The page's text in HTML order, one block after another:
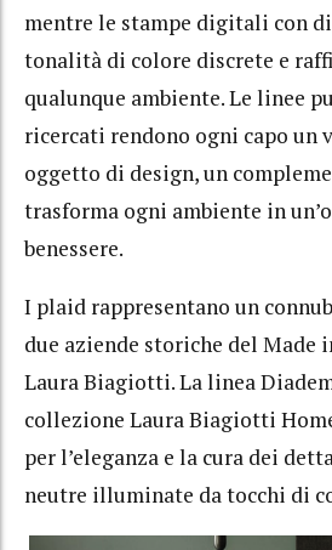
mentre le stampe digitali con
tonalità di colore discrete e
qualunque ambiente. Le linee
ricercati rendono ogni capo un
oggetto di design, un
trasforma ogni ambiente in
benessere.
I plaid rappresentano un
due aziende storiche del Made
Laura Biagiotti. La linea
collezione Laura Biagiotti
per l’eleganza e la cura dei
neutre illuminate da tocchi di